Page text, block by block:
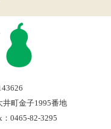
町金子1995番地
0465-82-3295